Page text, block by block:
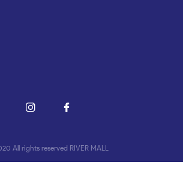
All rights reserved RIVER MALL